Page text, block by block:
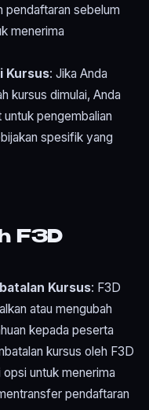
pendaftaran sebelum
menerima
Kursus: Jika Anda
kursus dimulai, Anda
pengembalian
spesifik yang
F3D
Kursus: F3D
atau mengubah
kepada peserta
kursus oleh F3D
untuk menerima
pendaftaran